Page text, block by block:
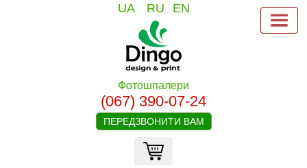
UA RU EN
Фотошпалери
(067) 390-07-24
ПЕРЕДЗВОНИТИ ВАМ